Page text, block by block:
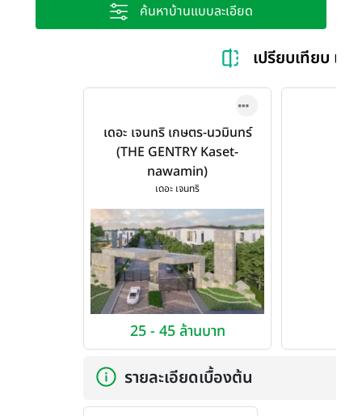
ค้นหาบ้านแบบละเอียด
เปรียบเทียบ เอ
เดอะ เจนทริ เกษตร-นวมินทร์
(THE GENTRY Kaset-
nawamin)
เดอะ เจนทริ
25 - 45 ล้านบาท
รายละเอียดเบื้องต้น